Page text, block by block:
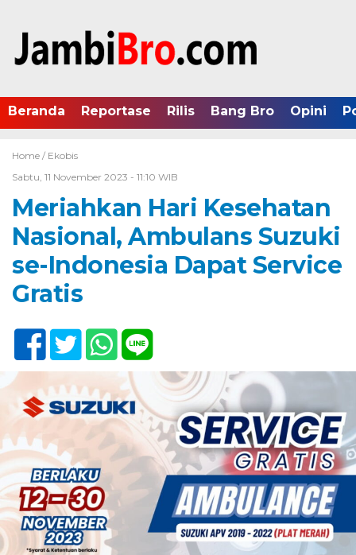
Beranda Reportase Rilis Bang Bro Opini
Home / Ekobis
Sabtu, 11 November 2023 - 11:10 WIB
Meriahkan Hari Kesehatan
Nasional, Ambulans Suzuki
se-Indonesia Dapat Service
Gratis